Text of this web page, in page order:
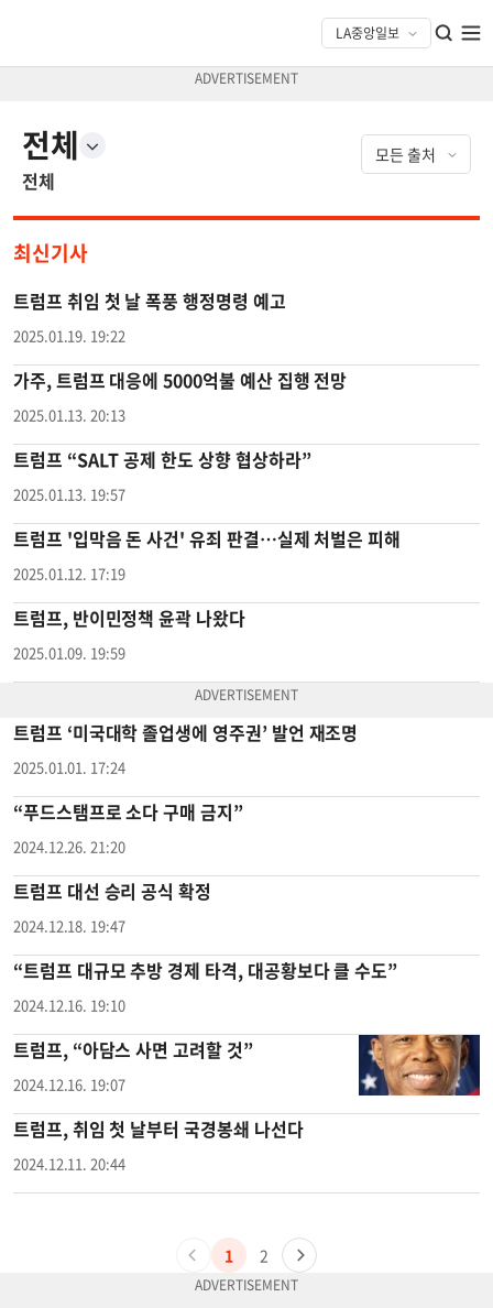
전체
전체
최신기사
트럼프 취임 첫 날 폭풍 행정명령 예고
2025.01.19. 19:22
가주, 트럼프 대응에 5000억불 예산 집행 전망
2025.01.13. 20:13
트럼프 “SALT 공제 한도 상향 협상하라”
2025.01.13. 19:57
트럼프 '입막음 돈 사건' 유죄 판결…실제 처벌은 피해
2025.01.12. 17:19
트럼프, 반이민정책 윤곽 나왔다
2025.01.09. 19:59
트럼프 ‘미국대학 졸업생에 영주권’ 발언 재조명
2025.01.01. 17:24
“푸드스탬프로 소다 구매 금지”
2024.12.26. 21:20
트럼프 대선 승리 공식 확정
2024.12.18. 19:47
“트럼프 대규모 추방 경제 타격, 대공황보다 클 수도”
2024.12.16. 19:10
트럼프, “아담스 사면 고려할 것”
2024.12.16. 19:07
트럼프, 취임 첫 날부터 국경봉쇄 나선다
2024.12.11. 20:44
1 2